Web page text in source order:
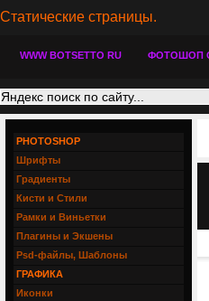
Статические страницы.
WWW BOTSETTO RU ФОТОШОП
PHOTOSHOP
Шрифты
Градиенты
Кисти и Стили
Рамки и Виньетки
Плагины и Экшены
Psd-файлы, Шаблоны
ГРАФИКА
Иконки